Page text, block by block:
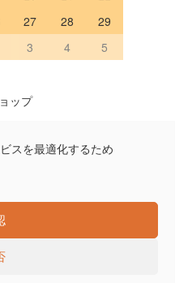
スを最適化するため
27 28
29
3 4 5
ップ
マップ
7655